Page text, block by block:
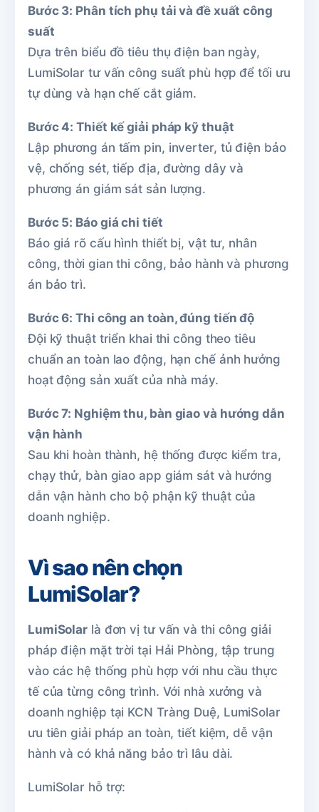
Bước 3: Phân tích phụ tải và đề xuất công
suất
Dựa trên biểu đồ tiêu thụ điện ban ngày,
LumiSolar tư vấn công suất phù hợp để tối ưu
tự dùng và hạn chế cắt giảm.
Bước 4: Thiết kế giải pháp kỹ thuật
Lập phương án tấm pin, inverter, tủ điện bảo
vệ, chống sét, tiếp địa, đường dây và
phương án giám sát sản lượng.
Bước 5: Báo giá chi tiết
Báo giá rõ cấu hình thiết bị, vật tư, nhân
công, thời gian thi công, bảo hành và phương
án bảo trì.
Bước 6: Thi công an toàn, đúng tiến độ
Đội kỹ thuật triển khai thi công theo tiêu
chuẩn an toàn lao động, hạn chế ảnh hưởng
hoạt động sản xuất của nhà máy.
Bước 7: Nghiệm thu, bàn giao và hướng dẫn
vận hành
Sau khi hoàn thành, hệ thống được kiểm tra,
chạy thử, bàn giao app giám sát và hướng
dẫn vận hành cho bộ phận kỹ thuật của
doanh nghiệp.
Vì sao nên chọn
LumiSolar?
LumiSolar là đơn vị tư vấn và thi công giải
pháp điện mặt trời tại Hải Phòng, tập trung
vào các hệ thống phù hợp với nhu cầu thực
tế của từng công trình. Với nhà xưởng và
doanh nghiệp tại KCN Tràng Duệ, LumiSolar
ưu tiên giải pháp an toàn, tiết kiệm, dễ vận
hành và có khả năng bảo trì lâu dài.
LumiSolar hỗ trợ: